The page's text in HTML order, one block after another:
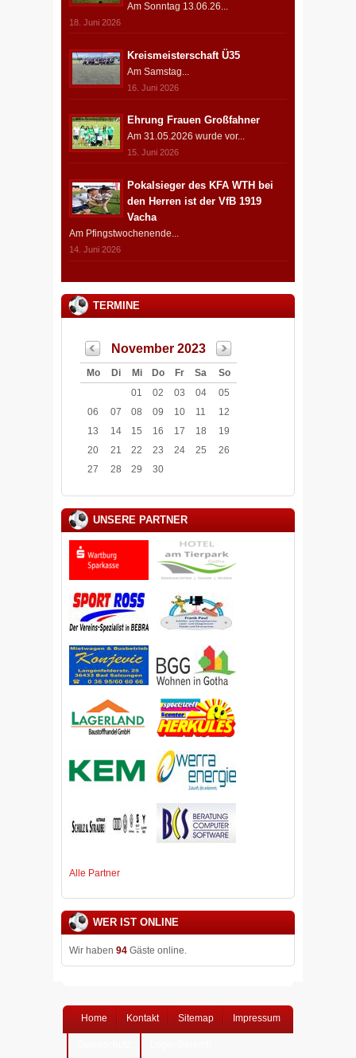
Am Sonntag 13.06.26...
18. Juni 2026
Kreismeisterschaft Ü35
Am Samstag...
16. Juni 2026
Ehrung Frauen Großfahner
Am 31.05.2026 wurde vor...
15. Juni 2026
Pokalsieger des KFA WTH bei
den Herren ist der VfB 1919
Vacha
Am Pfingstwochenende...
14. Juni 2026
TERMINE
November 2023
Mo Di Mi Do Fr Sa
So
01
02 03 04
05
06
07 08 09 10 11
12
13
14 15 16 17 18
19
20
21 22 23 24 25
26
27
28 29 30
UNSERE PARTNER
Alle Partner
WER IST ONLINE
Wir haben 94 Gäste online.
Home Kontakt Sitemap Impressum